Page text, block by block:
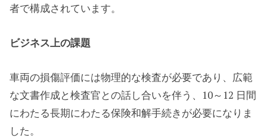
者で構成されています。
ビジネス上の課題
車両の損傷評価には物理的な検査が必要であり、広範
な文書作成と検査官との話し合いを伴う、10～12 日間
にわたる長期にわたる保険和解手続きが必要になりま
した。​